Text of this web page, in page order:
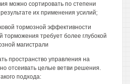
можно сортировать по степени
их применения усилий;
тормозной эффективности
торможения требует более глубокой
магистрали
пространство управления на
отсеивать целые ветви решения.
подхода: